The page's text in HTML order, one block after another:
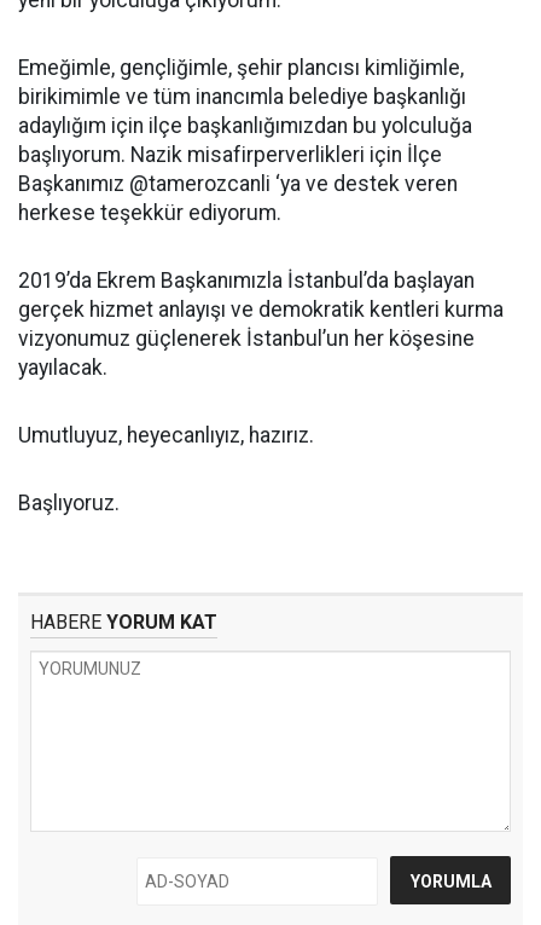
Emeğimle, gençliğimle, şehir plancısı kimliğimle,
birikimimle ve tüm inancımla belediye başkanlığı
adaylığım için ilçe başkanlığımızdan bu yolculuğa
başlıyorum. Nazik misafirperverlikleri için İlçe
Başkanımız @tamerozcanli ‘ya ve destek veren
herkese teşekkür ediyorum.
2019’da Ekrem Başkanımızla İstanbul’da başlayan
gerçek hizmet anlayışı ve demokratik kentleri kurma
vizyonumuz güçlenerek İstanbul’un her köşesine
yayılacak.
Umutluyuz, heyecanlıyız, hazırız.
Başlıyoruz.
HABERE YORUM KAT